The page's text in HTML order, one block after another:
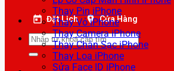
Đặt Lịch Cửa Hàng
Tìm
kiếm:
Thay Pin iPhone
Thay Vỏ iPhone
Thay Camera iPhone
Thay Chân Sạc iPhone
Thay Loa iPhone
Sửa Face ID iPhone